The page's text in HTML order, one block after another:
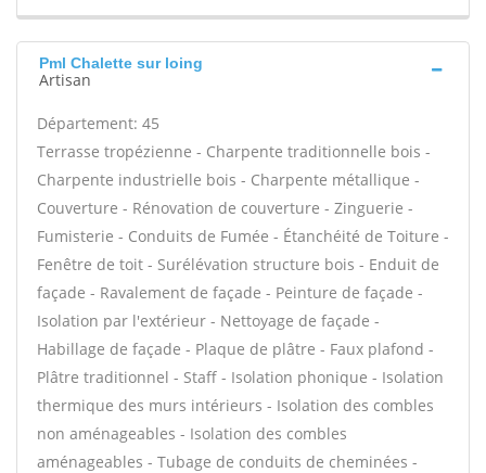
Pml Chalette sur loing
Artisan
Département: 45
Terrasse tropézienne - Charpente traditionnelle bois -
Charpente industrielle bois - Charpente métallique -
Couverture - Rénovation de couverture - Zinguerie -
Fumisterie - Conduits de Fumée - Étanchéité de Toiture -
Fenêtre de toit - Surélévation structure bois - Enduit de
façade - Ravalement de façade - Peinture de façade -
Isolation par l'extérieur - Nettoyage de façade -
Habillage de façade - Plaque de plâtre - Faux plafond -
Plâtre traditionnel - Staff - Isolation phonique - Isolation
thermique des murs intérieurs - Isolation des combles
non aménageables - Isolation des combles
aménageables - Tubage de conduits de cheminées -